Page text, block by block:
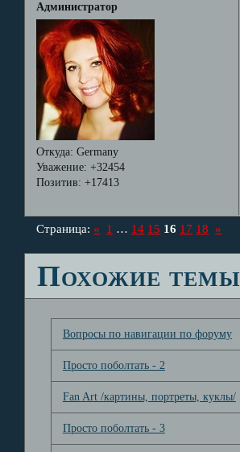
Администратор
Откуда: Germany
Уважение: +32454
Позитив: +17413
Страница: « 1 … 14 15 16 17 18 »
Похожие темы
Вопросы по навигации по форуму
Просто поболтать - 2
Fan Art /картины, портреты, куклы/
Просто поболтать - 3